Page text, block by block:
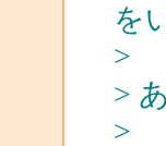
を
>
>
>